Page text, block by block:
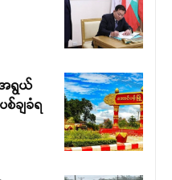
အရွယ်
ချခံရ